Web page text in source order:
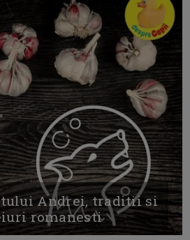
Andrei, traditii si
romanesti